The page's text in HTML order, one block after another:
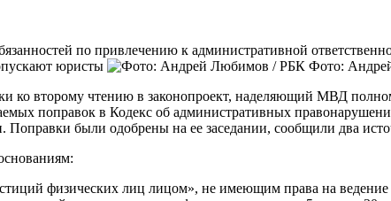
по привлечению к административной
юристы
Фото:
ко второму чтению в законопроект, наделяющий МВД
поправок в Кодекс об административных
Поправки были одобрены на ее заседании, сообщили два
физических лиц лицом», не имеющим права на ведение